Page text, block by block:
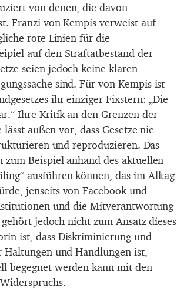
von denen, die davon
Franzi von Kempis verweist auf
rote Linien für die
auf den Straftatbestand der
seien jedoch keine klaren
sind. Für von Kempis ist
ihr einziger Fixstern: „Die
Ihre Kritik an den Grenzen der
außen vor, dass Gesetze nie
und reproduzieren. Das
Beispiel anhand des aktuellen
ausführen können, das im Alltag
jenseits von Facebook und
und die Mitverantwortung
jedoch nicht zum Ansatz dieses
ist, dass Diskriminierung und
Haltungen und Handlungen ist,
begegnet werden kann mit den